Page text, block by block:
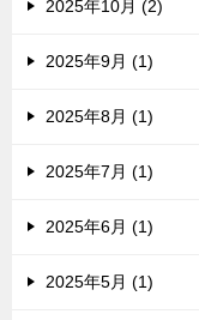
2025年10月 (2)
2025年9月 (1)
2025年8月 (1)
2025年7月 (1)
2025年6月 (1)
2025年5月 (1)